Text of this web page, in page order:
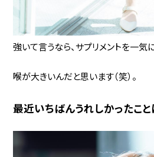
強いて言うなら、サプリメントを一気
喉が大きいんだと思います（笑）。
最近いちばんうれしかったこと